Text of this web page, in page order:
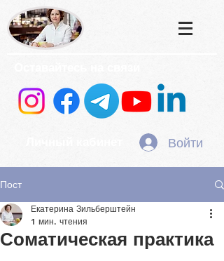
Войти
Пост
Соматическая практика
Екатерина Зильберштейн
1 мин. чтения